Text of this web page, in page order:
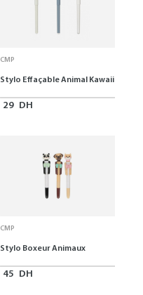
CMP
Stylo Effaçable Animal Kawaii
29 DH
CMP
Stylo Boxeur Animaux
45 DH